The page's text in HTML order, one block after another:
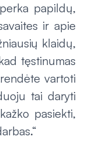
papildų,
ir apie
klaidų,
tęstinumas
vartoti
tai daryti
pasiekti,